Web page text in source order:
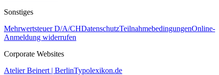
Sonstiges
Mehrwertsteuer D/A/CHDatenschutzTeilnahmebedingungenOnline-
Anmeldung widerrufen
Corporate Websites
Atelier Beinert | BerlinTypolexikon.de